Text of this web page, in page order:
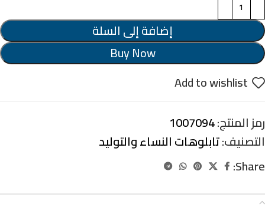
إضافة إلى السلة
Buy Now
Add to wishlist
رمز المنتج:1007094
التصنيف:تابلوهات النساء والتوليد
Share: